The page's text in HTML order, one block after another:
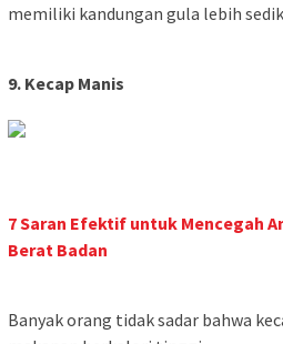
memiliki kandungan gula lebih
9. Kecap Manis
7 Saran Efektif untuk Mencegah
Berat Badan
Banyak orang tidak sadar bahwa